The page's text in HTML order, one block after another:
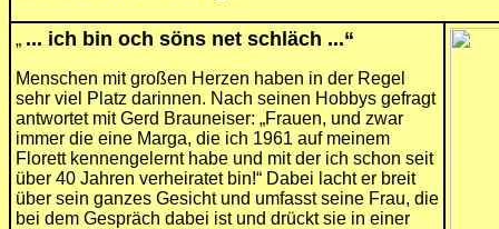
„ ... ich bin och söns net schläch ...“
Menschen mit großen Herzen haben in der Regel
sehr viel Platz darinnen. Nach seinen Hobbys gefragt
antwortet mit Gerd Brauneiser: „Frauen, und zwar
immer die eine Marga, die ich 1961 auf meinem
Florett kennengelernt habe und mit der ich schon seit
über 40 Jahren verheiratet bin!“ Dabei lacht er breit
über sein ganzes Gesicht und umfasst seine Frau, die
bei dem Gespräch dabei ist und drückt sie in einer